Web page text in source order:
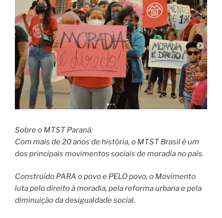
Sobre o MTST Paraná:
Com mais de 20 anos de história, o MTST Brasil é um
dos principais movimentos sociais de moradia no país.
Construído PARA o povo e PELO povo, o Movimento
luta pelo direito à moradia, pela reforma urbana e pela
diminuição da desigualdade social.